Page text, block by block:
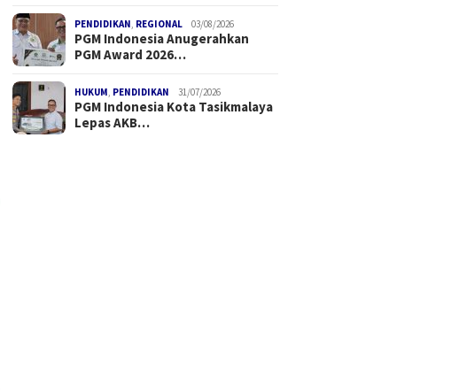
PENDIDIKAN, REGIONAL 03/08/2026
PGM Indonesia Anugerahkan
PGM Award 2026…
HUKUM, PENDIDIKAN 31/07/2026
PGM Indonesia Kota Tasikmalaya
Lepas AKB…